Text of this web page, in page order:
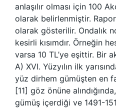
anlaşılır olması için 100
olarak belirlenmiştir.
olarak gösterilir. Ondalık
kesirli kısımdır. Örneğin
varsa 10 TL’ye eşittir. Bir
A) XVI. Yüzyılın ilk
yüz dirhem gümüşten en
[11] göz önüne
gümüş içerdiği ve 1491-